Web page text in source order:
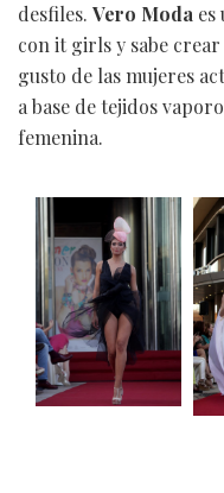
desfiles. Vero Moda es
con it girls y sabe
gusto de las mujeres
a base de tejidos
femenina.